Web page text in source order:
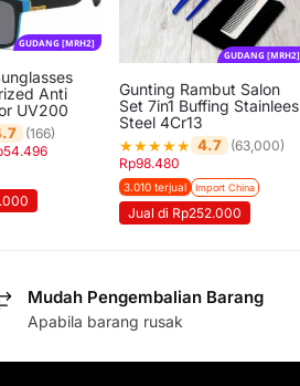
GUDANG [MRH2]
Anti
UV200
(166)
54.496
GUDANG [MRH2]
Gunting Rambut Salon
Set 7in1 Buffing Stainlees
Steel 4Cr13
★★★★★ 4.7
(63,000)
Rp98.480
3.010 terjual Import China
Jual di Rp252.000
Mudah Pengembalian Barang
Apabila barang rusak